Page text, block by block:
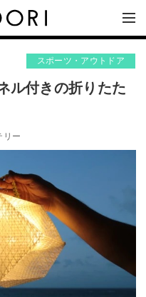
スポーツ・アウトドア
ル付きの折りたた
リー